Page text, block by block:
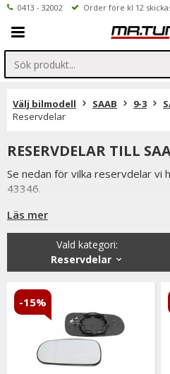
0413 - 32002 Order före kl 12
Välj bilmodell SAAB 9-3
Reservdelar
RESERVDELAR TILL
Se nedan för vilka reservdelar vi
43346.
förutsatta att varan finns i lager.
Vi på Mr Tuning har själva ett
biltuning, därför vet vi att de
får du gärna kontakta oss då vi
intresse för bilstyling & biltuning
funderingar. På vardagar mellan
telefon: 0413-32002. Ni når oss
mail: info@mrtuning.se
Läs mer
Vald kategori:
Reservdelar
-15%